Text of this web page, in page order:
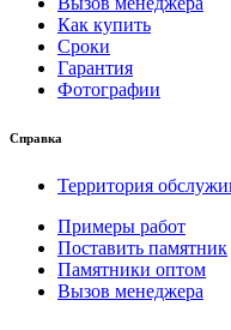
Как купить
Сроки
Гарантия
Фотографии
Справка
Территория
Примеры работ
Поставить памятник
Памятники оптом
Вызов менеджера